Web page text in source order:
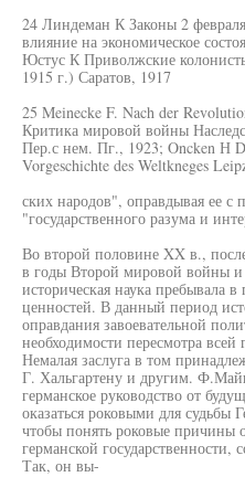
24 Линдеман К Законы 2
влияние на экономическое
Юстус К Приволжские
1915 г.) Саратов, 1917
25 Meinecke F. Nach der
Критика мировой войны
Пер.с нем. Пг., 1923; Oncken Н
Vorgeschichte des Weltkneges
ских народов", оправдывая ее с
"государственного разума и
Во второй половине XX в.,
в годы Второй мировой войны и
историческая наука пребывала
ценностей. В данный период
оправдания завоевательной
необходимости пересмотра
Немалая заслуга в том
Г. Хальгартену и другим.
германское руководство от
оказаться роковыми для судьбы
чтобы понять роковые причины
германской государственности,
Так, он вы-